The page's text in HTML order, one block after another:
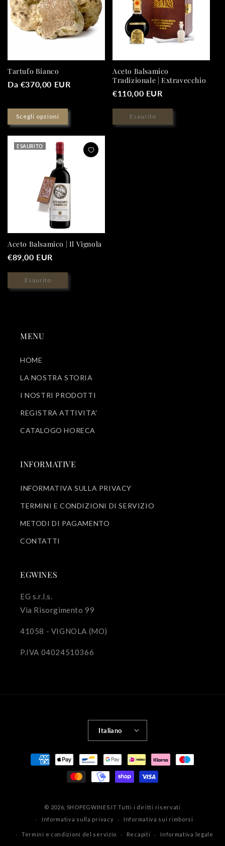
Tartufo Bianco
Prezzo
listino
Da €370,00 EUR
Scegli opzioni
Aceto Balsamico
Tradizionale | Extravecchio
Prezzo
listino
€110,00 EUR
Esaurito
ESAURITO
Aceto Balsamico | Il Vignola
Prezzo
listino
€89,00 EUR
Esaurito
MENU
HOME
LA NOSTRA STORIA
I NOSTRI PRODOTTI
REGISTRA ATTIVITA'
CATALOGO HORECA
INFORMATIVE
INFORMATIVA SULLA PRIVACY
TERMINI E CONDIZIONI DI SERVIZIO
METODI DI PAGAMENTO
CONTATTI
EGWINES
EG s.r.l.s.
Via Risorgimento 99
41058 - VIGNOLA (MO)
P.IVA 04024510366
Italiano
Metodi
© 2026, SHOPEGWINES.IT Tutti i diritti riservati
Informativa sulla privacy
Informativa sui rimborsi
Termini e condizioni del servizio Recapiti Informativa legale